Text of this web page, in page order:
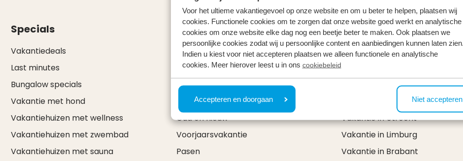
Voor het ultieme vakantiegevoel op onze website en om u beter te helpen, plaatsen wij
cookies. Functionele cookies om te zorgen dat onze website goed werkt en analytische
cookies om onze website elke dag nog een beetje beter te maken. Ook plaatsen we
persoonlijke cookies zodat wij u persoonlijke content en aanbiedingen kunnen laten zien.
Indien u kiest voor niet accepteren plaatsen we alleen functionele en analytische
cookies. Meer hierover leest u in ons cookiebeleid
Accepteren en doorgaan Niet accepteren
Specials
Vakantiedeals
Last minutes
Bungalow specials
Vakantie met hond
Vakantiehuizen met wellness
Vakantiehuizen met zwembad
Vakantiehuizen met sauna
Vakantieperiodes
Alle vakantieperiodes
Zomervakantie
Herfstvakantie
Kerstvakantie
Oud en nieuw
Voorjaarsvakantie
Pasen
Op vakantie
Vakantie in Nederland
Vakantie in Zuid-Holland
Vakantie in Gelderland
Vakantie in Utrecht
Vakantie in Limburg
Vakantie in Brabant